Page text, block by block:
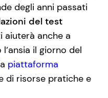
degli anni passati
del test
aiuterà anche a
il giorno del
piattaforma
di risorse pratiche e